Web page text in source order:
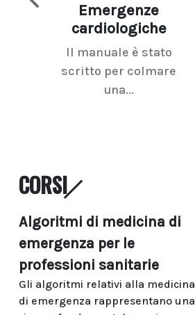
Emergenze
cardiologiche
Il manuale è stato
scritto per colmare
una...
CORSI
Algoritmi di medicina di
emergenza per le
professioni sanitarie
Gli algoritmi relativi alla medicina
di emergenza rappresentano una